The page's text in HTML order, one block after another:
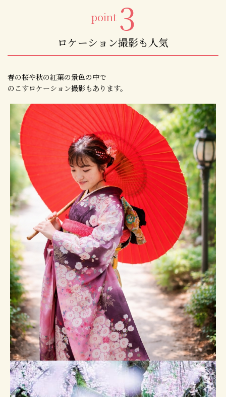
point 3
ロケーション撮影も人気
春の桜や秋の紅葉の景色の中で
のこすロケーション撮影もあります。